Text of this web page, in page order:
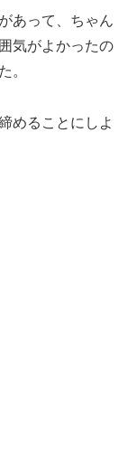
あって、ちゃん
気がよかったの
。
めることにしよ